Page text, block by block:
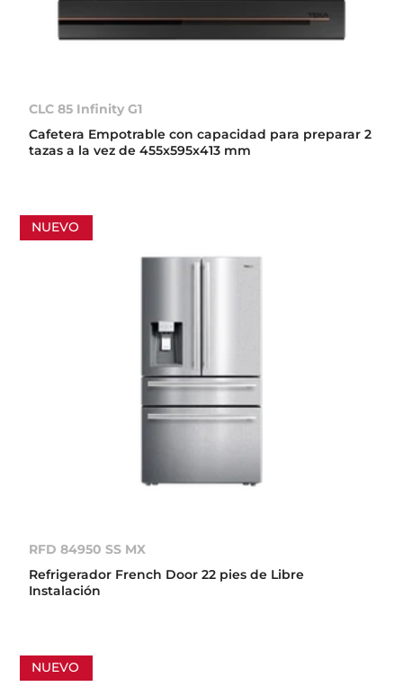
CLC 85 Infinity G1
Cafetera Empotrable con capacidad para preparar 2
tazas a la vez de 455x595x413 mm
NUEVO
RFD 84950 SS MX
Refrigerador French Door 22 pies de Libre
Instalación
NUEVO